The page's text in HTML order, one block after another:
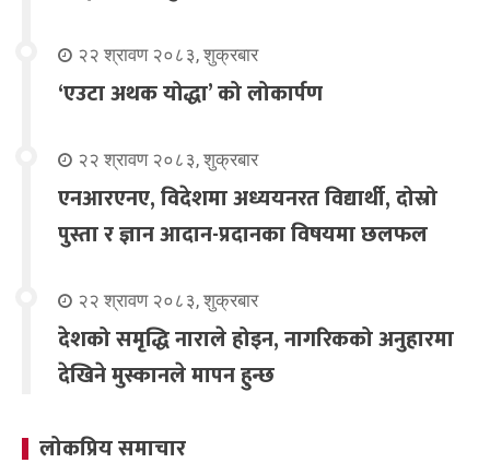
२२ श्रावण २०८३, शुक्रबार
‘एउटा अथक योद्धा’ को लोकार्पण
२२ श्रावण २०८३, शुक्रबार
एनआरएनए, विदेशमा अध्ययनरत विद्यार्थी, दोस्रो
पुस्ता र ज्ञान आदान-प्रदानका विषयमा छलफल
२२ श्रावण २०८३, शुक्रबार
देशको समृद्धि नाराले होइन, नागरिकको अनुहारमा
देखिने मुस्कानले मापन हुन्छ
लोकप्रिय समाचार